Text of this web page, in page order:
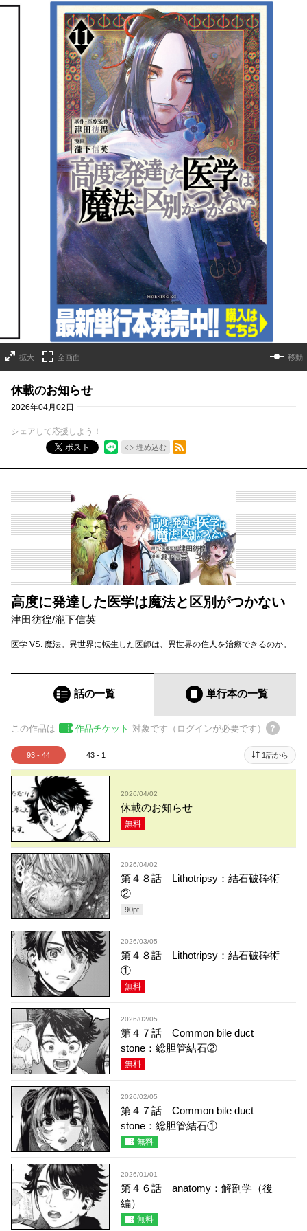
詳細ページへのリンク
拡大 全画面 移動
休載のお知らせ
2026年04月02日
シェアして応援しよう！
ポスト
埋め込む
RSSフィード
高度に発達した医学は魔法と区別がつかない
津田彷徨/瀧下信英
医学 VS. 魔法。異世界に転生した医師は、異世界の住人を治療できるのか。
話の一覧 単行本の一覧
この作品は 作品チケット 対象です（ログインが必要です）
93 - 44 43 - 1 1話から
2026/04/02
休載のお知らせ
無料
2026/04/02
第４８話 Lithotripsy：結石破砕術
②
90pt
2026/03/05
第４８話 Lithotripsy：結石破砕術
①
無料
2026/02/05
第４７話 Common bile duct
stone：総胆管結石②
無料
2026/02/05
第４７話 Common bile duct
stone：総胆管結石①
無料
2026/01/01
第４６話 anatomy：解剖学（後
編）
無料